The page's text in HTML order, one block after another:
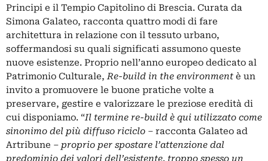
Principi e il Tempio Capitolino di Brescia. Curata da
Simona Galateo, racconta quattro modi di fare
architettura in relazione con il tessuto urbano,
soffermandosi su quali significati assumono queste
nuove esistenze. Proprio nell’anno europeo dedicato al
Patrimonio Culturale,Re-build in the environment è un
invito a promuovere le buone pratiche volte a
preservare, gestire e valorizzare le preziose eredità di
cui disponiamo. “Il termine re-build è qui utilizzato come
sinonimo del più diffuso riciclo – racconta Galateo ad
Artribune – proprio per spostare l’attenzione dal
predominio dei valori dell’esistente, troppo spesso un